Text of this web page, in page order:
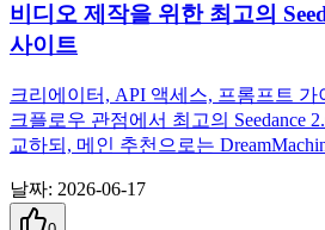
비디오 제작을 위한 최고의
사이트
크리에이터, API 액세스, 프롬프트 가
크플로우 관점에서 최고의 Seedance
교하되, 메인 추천으로는
날짜: 2026-06-17